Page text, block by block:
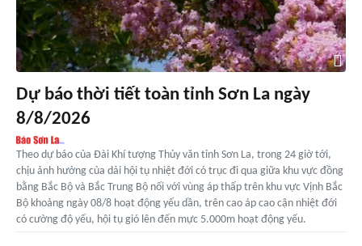
Dự báo thời tiết toàn tỉnh Sơn La ngày
8/8/2026
Theo dự báo của Đài Khí tượng Thủy văn tỉnh Sơn La, trong 24 giờ tới,
chịu ảnh hưởng của dải hội tụ nhiệt đới có trục đi qua giữa khu vực đồng
bằng Bắc Bộ và Bắc Trung Bộ nối với vùng áp thấp trên khu vực Vịnh Bắc
Bộ khoảng ngày 08/8 hoạt động yếu dần, trên cao áp cao cận nhiệt đới
có cường độ yếu, hội tụ gió lên đến mực 5.000m hoạt động yếu.